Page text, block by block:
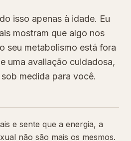
isso apenas à idade. Eu
mostram que algo nos
seu metabolismo está fora
uma avaliação cuidadosa,
medida para você.
e sente que a energia, a
não são mais os mesmos.